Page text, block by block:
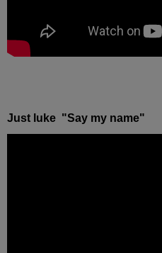
Just luke "Say my name"